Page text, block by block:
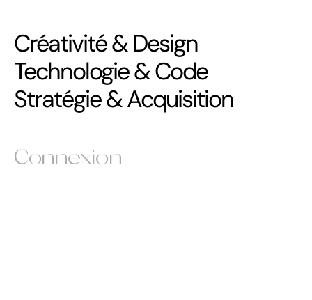
Créativité & Design
Technologie & Code
Stratégie & Acquisition
Connexion